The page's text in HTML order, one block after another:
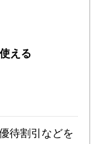
える
待割引などを